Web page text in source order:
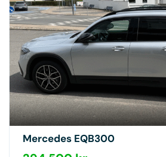
Mercedes EQB300